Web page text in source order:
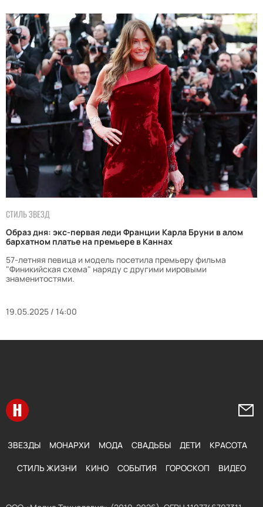
СТИЛЬ ЗВЕЗД
Образ дня: экс-первая леди Франции Карла Бруни в алом
бархатном платье на премьере в Каннах
57-летняя певица и модель посетила премьеру фильма
"Финикийская схема" наряду с другими мировыми
знаменитостями.
19.05.2025 / 14:00
Перейти на главную
ЗВЕЗДЫ МОНАРХИ МОДА СВАДЬБЫ ДЕТИ КРАСОТА
СТИЛЬ ЖИЗНИ КИНО СОБЫТИЯ ГОРОСКОП ВИДЕО